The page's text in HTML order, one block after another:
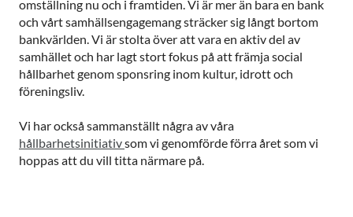
omställning nu och i framtiden. Vi är mer än bara en bank
och vårt samhällsengagemang sträcker sig långt bortom
bankvärlden. Vi är stolta över att vara en aktiv del av
samhället och har lagt stort fokus på att främja social
hållbarhet genom sponsring inom kultur, idrott och
föreningsliv.
Vi har också sammanställt några av våra
hållbarhetsinitiativsom vi genomförde förra året som vi
hoppas att du vill titta närmare på.